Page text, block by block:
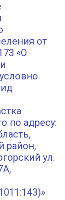
от
«О
по адресу:
район,
ул.